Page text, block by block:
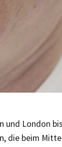
und London
die beim